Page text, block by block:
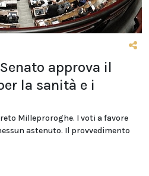
approva il
la sanità e i
Milleproroghe. I voti a favore
astenuto. Il provvedimento